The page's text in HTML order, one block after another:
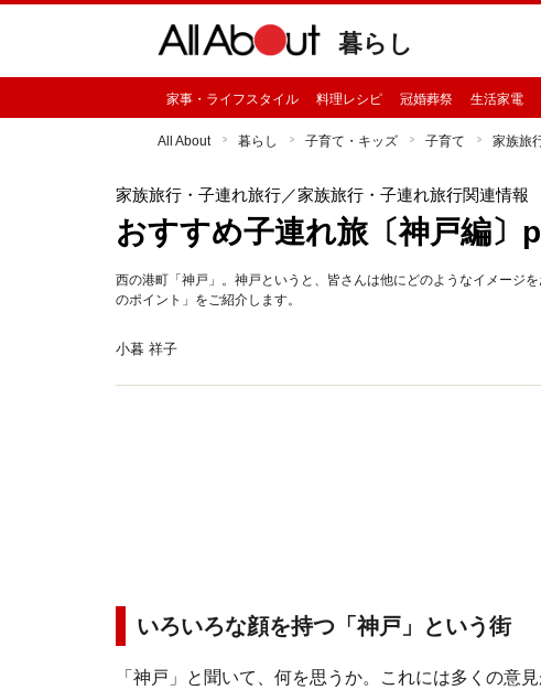
暮らし
家事・ライフスタイル 料理レシピ 冠婚葬祭 生活家電
All About 暮らし 子育て・キッズ 子育て 家族旅
家族旅行・子連れ旅行／家族旅行・子連れ旅行関連情報
おすすめ子連れ旅〔神戸編〕
西の港町「神戸」。神戸というと、皆さんは他にどのようなイメージ
のポイント」をご紹介します。
小暮 祥子
いろいろな顔を持つ「神戸」という街
「神戸」と聞いて、何を思うか。これには多くの意